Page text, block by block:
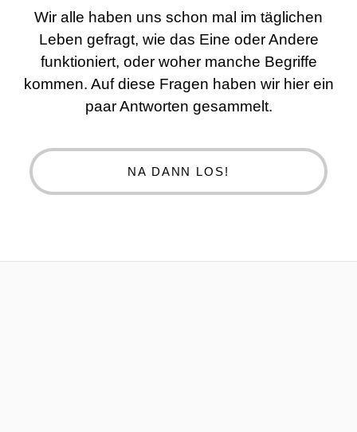
Wir alle haben uns schon mal im täglichen
Leben gefragt, wie das Eine oder Andere
funktioniert, oder woher manche Begriffe
kommen. Auf diese Fragen haben wir hier ein
paar Antworten gesammelt.
NA DANN LOS!